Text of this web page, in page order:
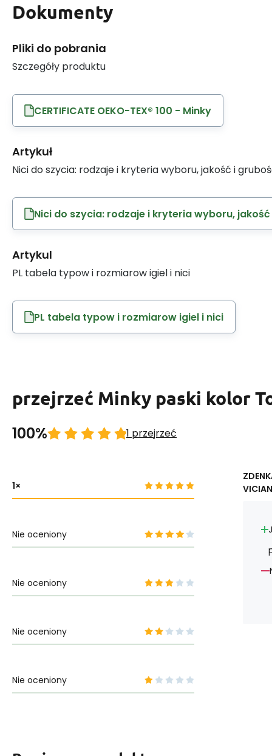
Dokumenty
Pliki do pobrania
Szczegóły produktu
CERTIFICATE OEKO-TEX® 100 - Minky
Artykuł
Nici do szycia: rodzaje i kryteria wyboru, jakość i
Nici do szycia: rodzaje i kryteria wyboru,
Artykul
PL tabela typow i rozmiarow igiel i nici
PL tabela typow i rozmiarow igiel i nici
przejrzeć Minky paski kolor
100% 1 przejrzeć
1
Nie oceniony
Nie oceniony
Nie oceniony
Nie oceniony